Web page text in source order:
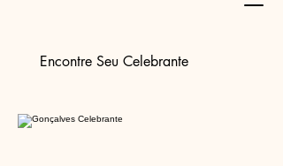
Encontre Seu Celebrante